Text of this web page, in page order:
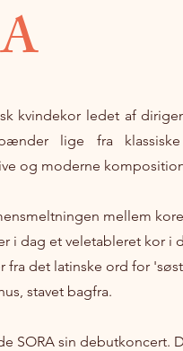
kvindekor ledet af
lige fra
og moderne
mellem
i dag et veletableret kor i
fra det latinske ord for
stavet bagfra.
SORA sin debutkoncert.